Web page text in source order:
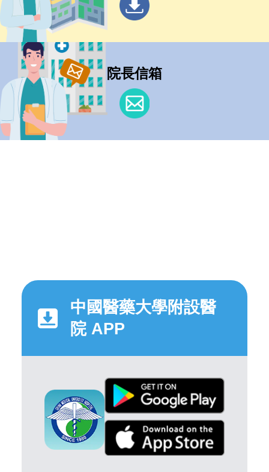
院長信箱
中國醫藥大學附設醫
院 APP